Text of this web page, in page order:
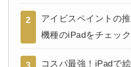
2
アイビスペイントの
機種のiPadをチェック
コスパ最強！iPadで